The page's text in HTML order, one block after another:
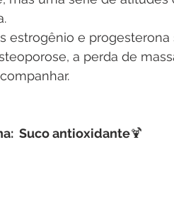
estrogênio e
a perda de
Suco antioxidante🍹